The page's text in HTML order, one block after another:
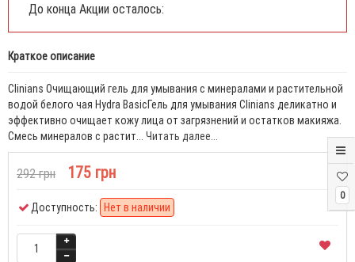
0
До конца Акции осталось:
Краткое описание
Clinians Очищающий гель для умывания с минералами и растительной
водой белого чая Hydra BasicГель для умывания Clinians деликатно и
эффективно очищает кожу лица от загрязнений и остатков макияжа.
Смесь минералов с растит... Читать далее...
292 грн 175 грн
Доступность: Нет в наличии